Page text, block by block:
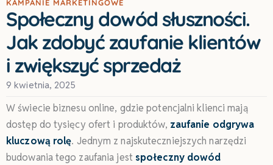
KAMPANIE MARKETINGOWE
Społeczny dowód słuszności.
Jak zdobyć zaufanie klientów
i zwiększyć sprzedaż
9 kwietnia, 2025
W świecie biznesu online, gdzie potencjalni klienci mają
dostęp do tysięcy ofert i produktów, zaufanie odgrywa
kluczową rolę. Jednym z najskuteczniejszych narzędzi
budowania tego zaufania jest społeczny dowód